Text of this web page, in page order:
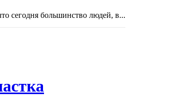
сегодня большинство людей, в...